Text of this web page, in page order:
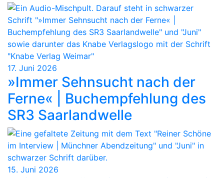
17. Juni 2026
»Immer Sehnsucht nach der
Ferne« | Buchempfehlung des
SR3 Saarlandwelle
15. Juni 2026